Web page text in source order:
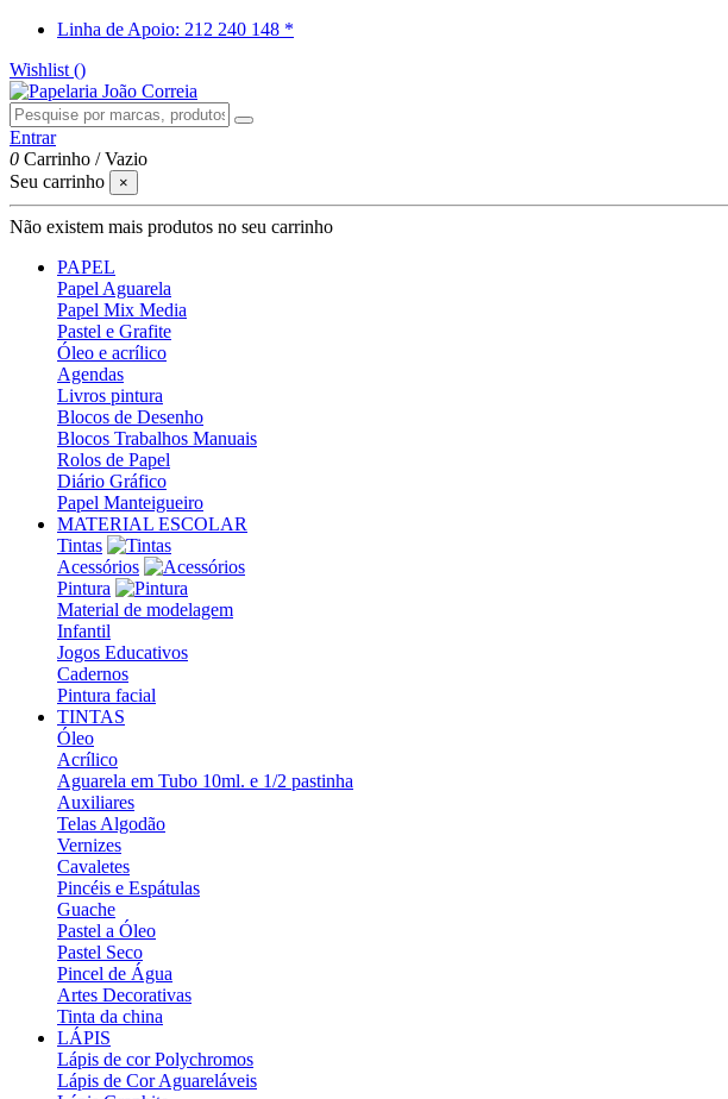
Linha de Apoio: 212 240 148 *
Wishlist ()
Entrar
0 Carrinho /Vazio
Seu carrinho
×
Não existem mais produtos no seu carrinho
PAPEL
Papel Aguarela
Papel Mix Media
Pastel e Grafite
Óleo e acrílico
Agendas
Livros pintura
Blocos de Desenho
Blocos Trabalhos Manuais
Rolos de Papel
Diário Gráfico
Papel Manteigueiro
MATERIAL ESCOLAR
Tintas
Acessórios
Pintura
Material de modelagem
Infantil
Jogos Educativos
Cadernos
Pintura facial
TINTAS
Óleo
Acrílico
Aguarela em Tubo 10ml. e 1/2 pastinha
Auxiliares
Telas Algodão
Vernizes
Cavaletes
Pincéis e Espátulas
Guache
Pastel a Óleo
Pastel Seco
Pincel de Água
Artes Decorativas
Tinta da china
LÁPIS
Lápis de cor Polychromos
Lápis de Cor Aguareláveis